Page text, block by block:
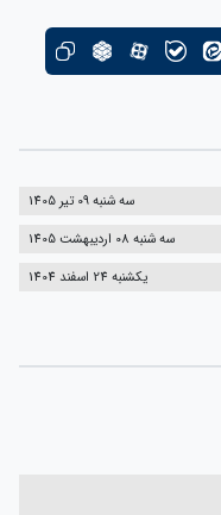
سه شنبه 09 تیر 1405
سه شنبه 08 اردیبهشت 1405
یکشنبه 24 اسفند 1404